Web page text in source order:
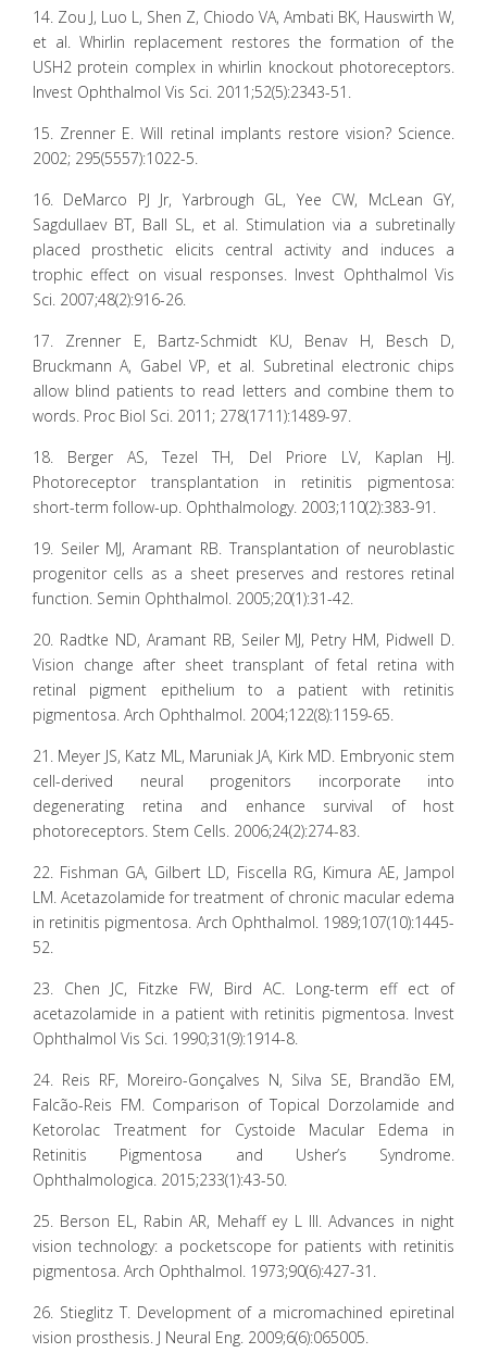
14. Zou J, Luo L, Shen Z, Chiodo VA, Ambati BK, Hauswirth W,
et al. Whirlin replacement restores the formation of the
USH2 protein complex in whirlin knockout photoreceptors.
Invest Ophthalmol Vis Sci. 2011;52(5):2343-51.
15. Zrenner E. Will retinal implants restore vision? Science.
2002; 295(5557):1022-5.
16. DeMarco PJ Jr, Yarbrough GL, Yee CW, McLean GY,
Sagdullaev BT, Ball SL, et al. Stimulation via a subretinally
placed prosthetic elicits central activity and induces a
trophic effect on visual responses. Invest Ophthalmol Vis
Sci. 2007;48(2):916-26.
17. Zrenner E, Bartz-Schmidt KU, Benav H, Besch D,
Bruckmann A, Gabel VP, et al. Subretinal electronic chips
allow blind patients to read letters and combine them to
words. Proc Biol Sci. 2011; 278(1711):1489-97.
18. Berger AS, Tezel TH, Del Priore LV, Kaplan HJ.
Photoreceptor transplantation in retinitis pigmentosa:
short-term follow-up. Ophthalmology. 2003;110(2):383-91.
19. Seiler MJ, Aramant RB. Transplantation of neuroblastic
progenitor cells as a sheet preserves and restores retinal
function. Semin Ophthalmol. 2005;20(1):31-42.
20. Radtke ND, Aramant RB, Seiler MJ, Petry HM, Pidwell D.
Vision change after sheet transplant of fetal retina with
retinal pigment epithelium to a patient with retinitis
pigmentosa. Arch Ophthalmol. 2004;122(8):1159-65.
21. Meyer JS, Katz ML, Maruniak JA, Kirk MD. Embryonic stem
cell-derived neural progenitors incorporate into
degenerating retina and enhance survival of host
photoreceptors. Stem Cells. 2006;24(2):274-83.
22. Fishman GA, Gilbert LD, Fiscella RG, Kimura AE, Jampol
LM. Acetazolamide for treatment of chronic macular edema
in retinitis pigmentosa. Arch Ophthalmol. 1989;107(10):1445-
52.
23. Chen JC, Fitzke FW, Bird AC. Long-term eff ect of
acetazolamide in a patient with retinitis pigmentosa. Invest
Ophthalmol Vis Sci. 1990;31(9):1914-8.
24. Reis RF, Moreiro-Gonçalves N, Silva SE, Brandão EM,
Falcão-Reis FM. Comparison of Topical Dorzolamide and
Ketorolac Treatment for Cystoide Macular Edema in
Retinitis Pigmentosa and Usher’s Syndrome.
Ophthalmologica. 2015;233(1):43-50.
25. Berson EL, Rabin AR, Mehaff ey L III. Advances in night
vision technology: a pocketscope for patients with retinitis
pigmentosa. Arch Ophthalmol. 1973;90(6):427-31.
26. Stieglitz T. Development of a micromachined epiretinal
vision prosthesis. J Neural Eng. 2009;6(6):065005.